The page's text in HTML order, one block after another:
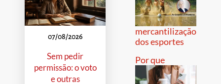
07/08/2026
Sem pedir
permissão: o voto
e outras
mercantilização
dos esportes
Por que